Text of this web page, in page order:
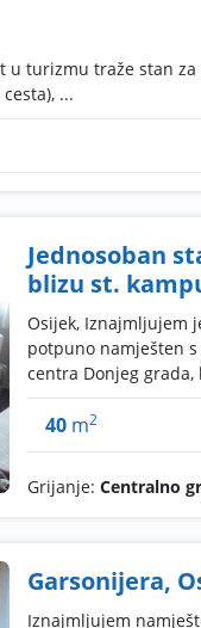
turizmu traže stan za
...
Jednosoban
blizu st.
Osijek, Iznajmljujem
potpuno namješten
centra Donjeg grada,
40 m2
Grijanje: Centralno
Garsonijera,
Iznajmljujem